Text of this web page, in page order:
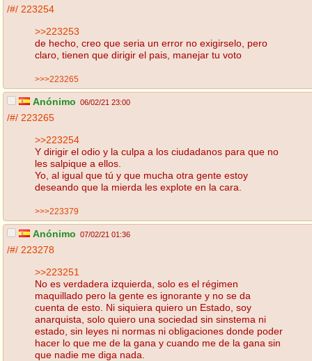
/#/ 223254
>>223253
de hecho, creo que seria un error no exigirselo, pero
claro, tienen que dirigir el pais, manejar tu voto
>>>223265
Anónimo 06/02/21 23:00
/#/ 223265
>>223254
Y dirigir el odio y la culpa a los ciudadanos para que no
les salpique a ellos.
Yo, al igual que tú y que mucha otra gente estoy
deseando que la mierda les explote en la cara.
>>>223379
Anónimo 07/02/21 01:36
/#/ 223278
>>223251
No es verdadera izquierda, solo es el régimen
maquillado pero la gente es ignorante y no se da
cuenta de esto. Ni siquiera quiero un Estado, soy
anarquista, solo quiero una sociedad sin sinstema ni
estado, sin leyes ni normas ni obligaciones donde poder
hacer lo que me de la gana y cuando me de la gana sin
que nadie me diga nada.